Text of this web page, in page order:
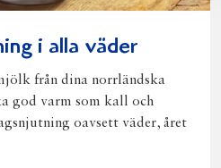
i alla väder
från dina norrländska
god varm som kall och
oavsett väder, året